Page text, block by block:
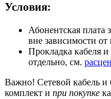
Условия:
Абонентская плата
вне зависимости
Прокладка кабеля
отдельно, см.
Важно! Сетевой кабель и
комплект и при покупке